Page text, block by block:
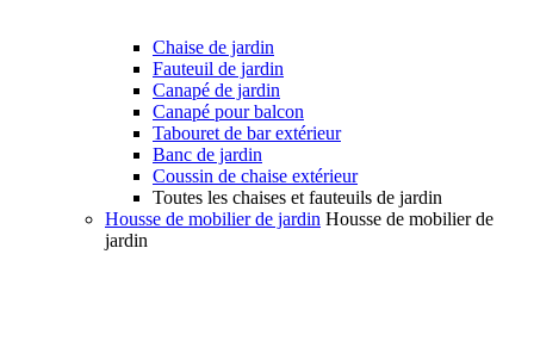
Chaise de jardin
Fauteuil de jardin
Canapé de jardin
Canapé pour balcon
Tabouret de bar extérieur
Banc de jardin
Coussin de chaise extérieur
Toutes les chaises et fauteuils de jardin
Housse de mobilier de jardin Housse de mobilier de
jardin